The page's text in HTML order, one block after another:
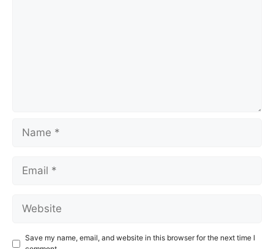
Name
Email
Website
Save my name, email, and website in this browser for the next time I